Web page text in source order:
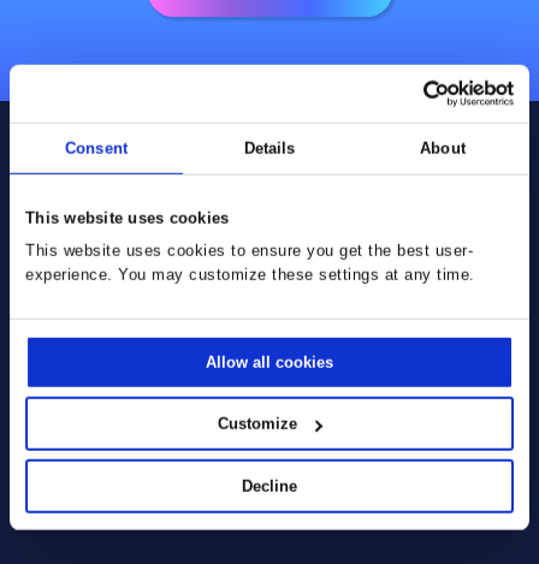
Consent Details About
This website uses cookies
This website uses cookies to ensure you get the best user-
experience. You may customize these settings at any time.
Allow all cookies
Customize
Decline
Ils utilisent déjà nos solutions
: